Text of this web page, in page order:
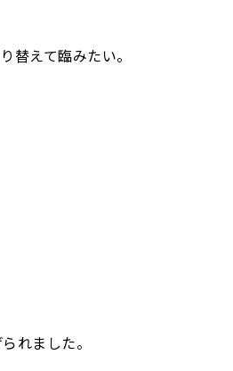
替えて臨みたい。
れました。